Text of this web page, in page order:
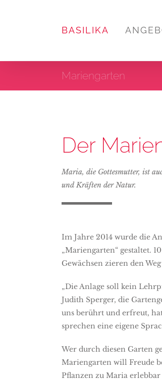
BASILIKA
Mariengarten
Der
Maria, die Gottesmutter, ist
und Kräften der Natur.
Im Jahre 2014 wurde die
„Mariengarten“ gestaltet.
Gewächsen zieren den
„Die Anlage soll kein
Judith Sperger, die
uns berührt und erfreut,
sprechen eine eigene
Wer durch diesen Garten
Mariengarten will Freude
Pflanzen zu Maria